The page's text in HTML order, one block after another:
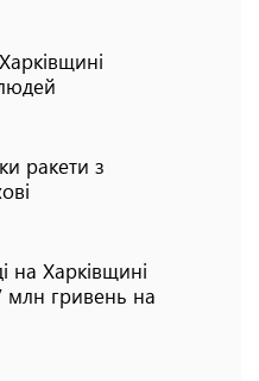
ракети з
на Харківщині
млн гривень на